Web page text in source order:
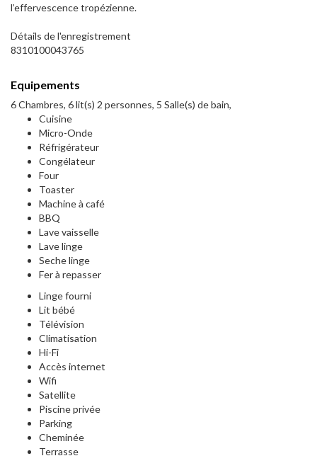
l’effervescence tropézienne.
Détails de l'enregistrement
8310100043765
Equipements
6 Chambres, 6 lit(s) 2 personnes, 5 Salle(s) de bain,
Cuisine
Micro-Onde
Réfrigérateur
Congélateur
Four
Toaster
Machine à café
BBQ
Lave vaisselle
Lave linge
Seche linge
Fer à repasser
Linge fourni
Lit bébé
Télévision
Climatisation
Hi-Fi
Accès internet
Wifi
Satellite
Piscine privée
Parking
Cheminée
Terrasse